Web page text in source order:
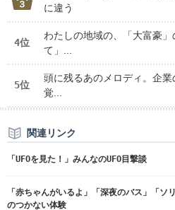
に違う
4位
わたしの地域の、「大富豪
て」...
5位
頭に残るあのメロディ。企
覚...
関連リンク
「UFOを見た！」みんなのUFO目撃談
「赤ちゃんがいるよ」「深夜のバス」「ソ
のつかない体験